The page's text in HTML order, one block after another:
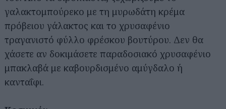
γαλακτομπούρεκο με τη μυρωδάτη κρέμα
πρόβειου γάλακτος και το χρυσαφένιο
τραγανιστό φύλλο φρέσκου βουτύρου. Δεν θα
χάσετε αν δοκιμάσετε παραδοσιακό χρυσαφένιο
μπακλαβά με καβουρδισμένο αμύγδαλο ή
κανταΐφι.